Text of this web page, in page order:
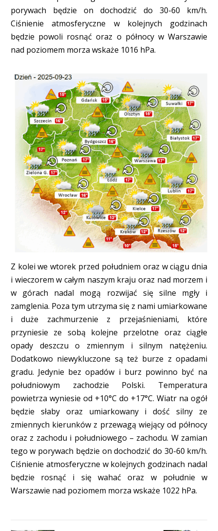
porywach będzie on dochodzić do 30-60 km/h.
Ciśnienie atmosferyczne w kolejnych godzinach
będzie powoli rosnąć oraz o północy w Warszawie
nad poziomem morza wskaże 1016 hPa.
Z kolei we wtorek przed południem oraz w ciągu dnia
i wieczorem w całym naszym kraju oraz nad morzem i
w górach nadal mogą rozwijać się silne mgły i
zamglenia. Poza tym utrzyma się z nami umiarkowane
i duże zachmurzenie z przejaśnieniami, które
przyniesie ze sobą kolejne przelotne oraz ciągłe
opady deszczu o zmiennym i silnym natężeniu.
Dodatkowo niewykluczone są też burze z opadami
gradu. Jedynie bez opadów i burz powinno być na
południowym zachodzie Polski. Temperatura
powietrza wyniesie od +10°C do +17°C. Wiatr na ogół
będzie słaby oraz umiarkowany i dość silny ze
zmiennych kierunków z przewagą wiejący od północy
oraz z zachodu i południowego – zachodu. W zamian
tego w porywach będzie on dochodzić do 30-60 km/h.
Ciśnienie atmosferyczne w kolejnych godzinach nadal
będzie rosnąć i się wahać oraz w południe w
Warszawie nad poziomem morza wskaże 1022 hPa.